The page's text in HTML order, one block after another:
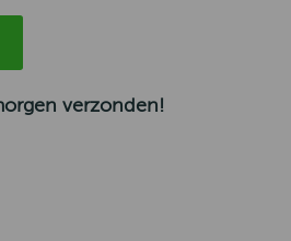
verzonden!